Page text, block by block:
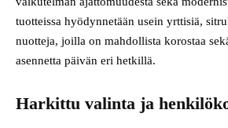
tuotteissa hyödynnetään usein yrttisiä,
nuotteja, joilla on mahdollista korostaa
asennetta päivän eri hetkillä.
Harkittu valinta ja